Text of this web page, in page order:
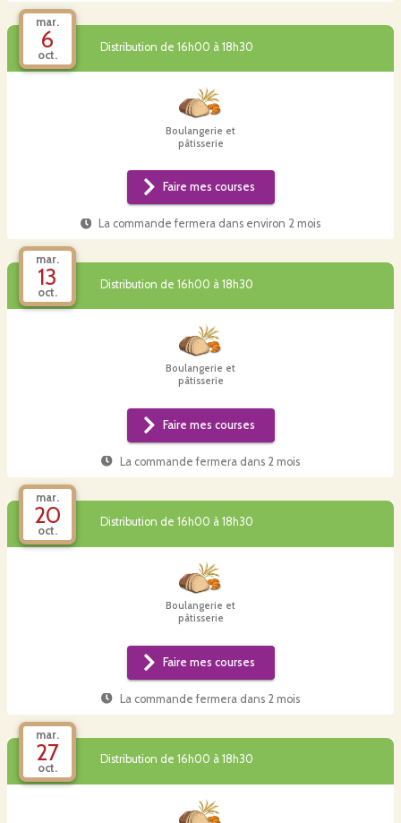
mar.
6
oct.
Distribution de 16h00 à 18h30
Boulangerie et
pâtisserie
Faire mes courses
La commande fermera dans environ 2 mois
mar.
13
oct.
Distribution de 16h00 à 18h30
Boulangerie et
pâtisserie
Faire mes courses
La commande fermera dans 2 mois
mar.
20
oct.
Distribution de 16h00 à 18h30
Boulangerie et
pâtisserie
Faire mes courses
La commande fermera dans 2 mois
mar.
27
oct.
Distribution de 16h00 à 18h30